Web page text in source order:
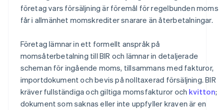
företag vars försäljning är föremål för regelbunden moms
får i allmänhet momskrediter snarare än återbetalningar.
Företag lämnar in ett formellt anspråk på
momsåterbetalning till BIR och lämnar in detaljerade
scheman för ingående moms, tillsammans med fakturor,
importdokument och bevis på nolltaxerad försäljning. BIR
kräver fullständiga och giltiga momsfakturor och kvitton;
dokument som saknas eller inte uppfyller kraven är en